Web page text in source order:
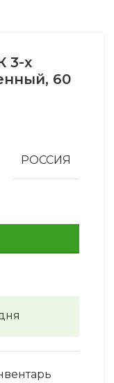
3-х
60
РОССИЯ